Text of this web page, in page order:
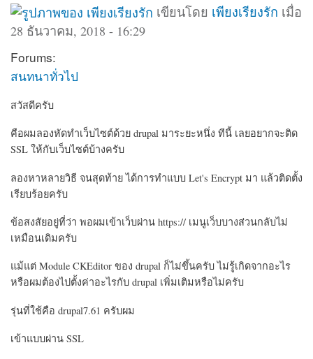
เขียนโดย เพียงเรียงรัก เมื่อ
28 ธันวาคม, 2018 - 16:29
Forums:
สนทนาทั่วไป
สวัสดีครับ
คือผมลองหัดทำเว็บไซต์ด้วย drupal มาระยะหนึ่ง ทีนี้ เลยอยากจะติด
SSL ให้กับเว็บไซต์บ้างครับ
ลองหาหลายวิธี จนสุดท้าย ได้การทำแบบ Let's Encrypt มา แล้วติดตั้ง
เรียบร้อยครับ
ข้อสงสัยอยู่ที่ว่า พอผมเข้าเว็บผ่าน https:// เมนูเว็บบางส่วนกลับไม่
เหมือนเดิมครับ
แม้แต่ Module CKEditor ของ drupal ก็ไม่ขึ้นครับ ไม่รู้เกิดจากอะไร
หรือผมต้องไปตั้งค่าอะไรกับ drupal เพิ่มเติมหรือไม่ครับ
รุ่นที่ใช้คือ drupal7.61 ครับผม
เข้าแบบผ่าน SSL